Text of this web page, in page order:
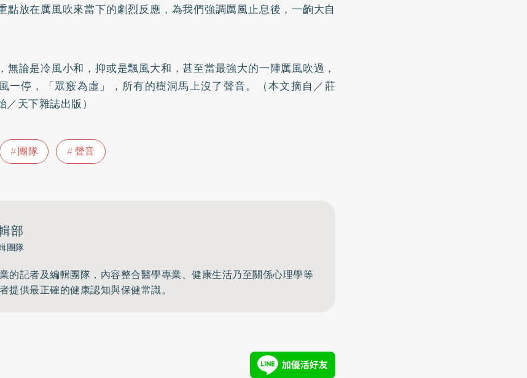
點放在厲風吹來當下的劇烈反應，為我們強調厲風止息後，一齣大自
無論是冷風小和，抑或是飄風大和，甚至當最強大的一陣厲風吹過，
一停，「眾竅為虛」，所有的樹洞馬上沒了聲音。（本文摘自／莊
天下雜誌出版）
團隊 聲音
部
團隊
的記者及編輯團隊，內容整合醫學專業、健康生活乃至關係心理學等
提供最正確的健康認知與保健常識。